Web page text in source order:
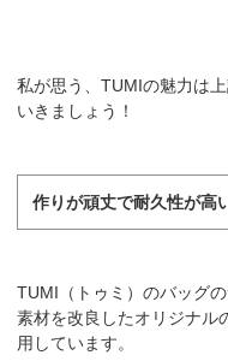
私が思う、TUMIの魅力は
いきましょう！
作りが頑丈で耐久性が高
TUMI（トゥミ）のバッグ
素材を改良したオリジナル
用しています。